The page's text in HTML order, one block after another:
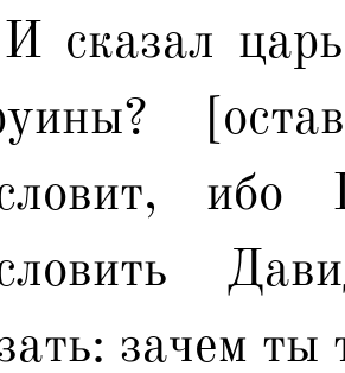
сказал
ибо
зачем ты